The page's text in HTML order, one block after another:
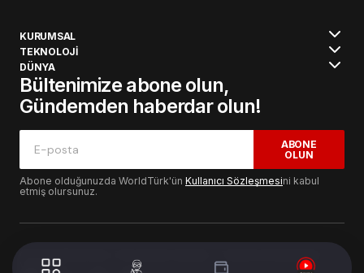
KURUMSAL
TEKNOLOJİ
DÜNYA
Bültenimize abone olun,
Gündemden haberdar olun!
ABONE
OLUN
Abone olduğunuzda WorldTürk'ün Kullanıcı Sözleşmesini kabul
etmiş olursunuz.
© 2024 WorldTurk. Tüm Hakları Saklıdır. - Tasarım & Geliştirme :
Volion's